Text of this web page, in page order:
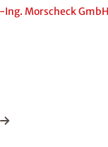
Morscheck